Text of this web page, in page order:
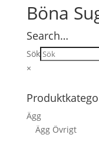
Böna
Search…
Sök
×
Ägg
Ägg Övrigt